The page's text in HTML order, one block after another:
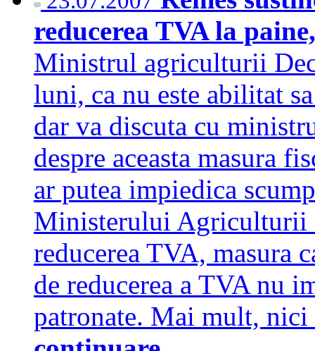
reducerea TVA la
Ministrul agriculturii
luni, ca nu este abilitat
dar va discuta cu
despre aceasta masura
ar putea impiedica
Ministerului Agriculturii
reducerea TVA, masura
de reducerea a TVA nu
patronate. Mai mult,